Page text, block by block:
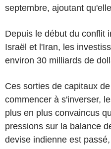
septembre, ajoutant
Depuis le début du conflit
Israël et l'Iran, les
environ 30 milliards de
Ces sorties de capitaux
commencer à s'inverser,
plus en plus convaincus
pressions sur la balance
devise indienne est